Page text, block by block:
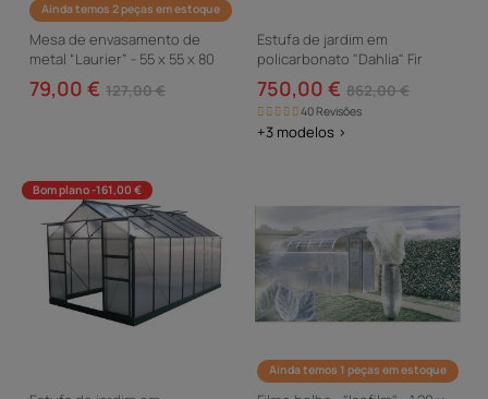
Ainda temos 2 peças em estoque
Mesa de envasamento de
metal “Laurier” - 55 x 55 x 80
cm - Verde
79,00 € 127,00 €
Estufa de jardim em
policarbonato "Dahlia" Fir
Green 7,67 m²
750,00 € 862,00 €
40 Revisões
+3 modelos >
Bom plano -161,00 €
Ainda temos 1 peças em estoque